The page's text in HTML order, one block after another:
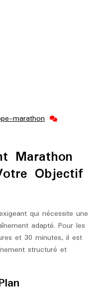
marathon ing-
Marathon
Objectif
qui nécessite une
adapté. Pour les
et 30 minutes, il est
structuré et